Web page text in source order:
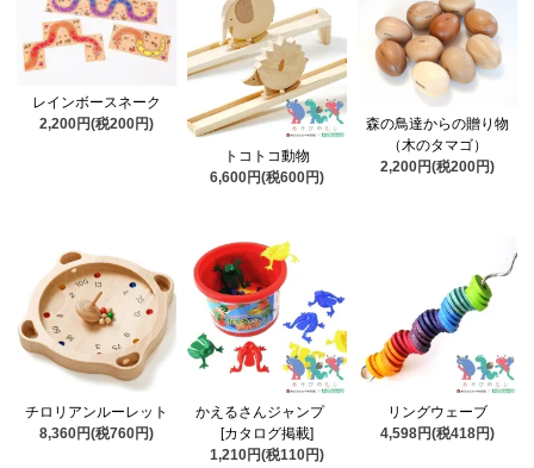
レインボースネーク
2,200円(税200円)
トコトコ動物
6,600円(税600円)
森の鳥達からの贈り物
（木のタマゴ）
2,200円(税200円)
チロリアンルーレット
8,360円(税760円)
かえるさんジャンプ
[カタログ掲載]
1,210円(税110円)
リングウェーブ
4,598円(税418円)